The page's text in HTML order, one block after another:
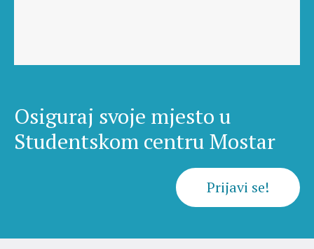
Osiguraj svoje mjesto u
Studentskom centru Mostar
Prijavi se!